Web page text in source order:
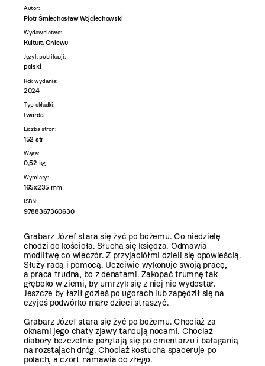
Autor:
Piotr Śmiechosław Wojciechowski
Wydawnictwo:
Kultura Gniewu
Język publikacji:
polski
Rok wydania:
2024
Typ okładki:
twarda
Liczba stron:
152 str
Waga:
0,52 kg
Wymiary:
165x235 mm
ISBN:
9788367360630
Grabarz Józef stara się żyć po bożemu. Co niedzielę
chodzi do kościoła. Słucha się księdza. Odmawia
modlitwę co wieczór. Z przyjaciółmi dzieli się opowieścią.
Służy radą i pomocą. Uczciwie wykonuje swoją pracę,
a praca trudna, bo z denatami. Zakopać trumnę tak
głęboko w ziemi, by umrzyk się z niej nie wydostał.
Jeszcze by łaził gdzieś po ugorach lub zapędził się na
czyjeś podwórko małe dzieci straszyć.
Grabarz Józef stara się żyć po bożemu. Chociaż za
oknami jego chaty zjawy tańcują nocami. Chociaż
diaboły bezczelnie pałętają się po cmentarzu i bałaganią
na rozstajach dróg. Chociaż kostucha spaceruje po
polach, a czort namawia do złego.